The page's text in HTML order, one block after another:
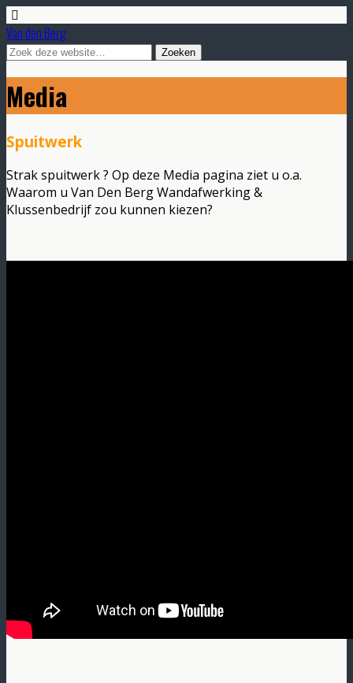
Van den Berg
Media
Spuitwerk
Strak spuitwerk ? Op deze Media pagina ziet u o.a.
Waarom u Van Den Berg Wandafwerking &
Klussenbedrijf zou kunnen kiezen?